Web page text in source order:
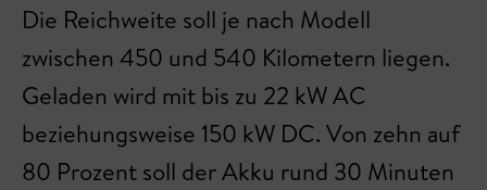
Die Reichweite soll je nach Modell
zwischen 450 und 540 Kilometern liegen.
Geladen wird mit bis zu 22 kW AC
beziehungsweise 150 kW DC. Von zehn auf
80 Prozent soll der Akku rund 30 Minuten